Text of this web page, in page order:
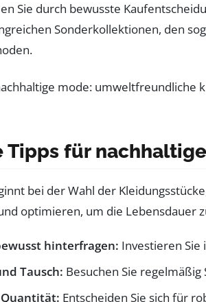
Sie durch bewusste
Sonderkollektionen, den
Tipps für
bei der Wahl der
optimieren, um die Lebensdauer
hinterfragen: Investieren Sie
Tausch: Besuchen Sie
Entscheiden Sie sich für